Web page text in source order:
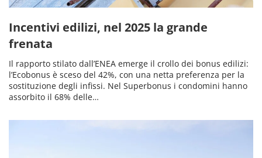
Incentivi edilizi, nel 2025 la grande
frenata
Il rapporto stilato dall’ENEA emerge il crollo dei bonus edilizi:
l’Ecobonus è sceso del 42%, con una netta preferenza per la
sostituzione degli infissi. Nel Superbonus i condomini hanno
assorbito il 68% delle…